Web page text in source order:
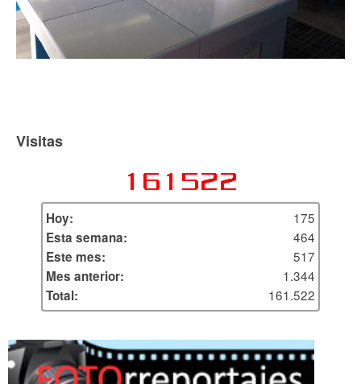
Visitas
Hoy:
175
Esta semana:
464
Este mes:
517
Mes anterior:
1.344
Total:
161.522